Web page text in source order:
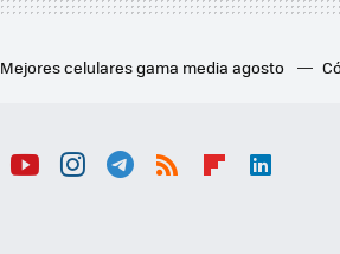
Mejores celulares gama media agosto